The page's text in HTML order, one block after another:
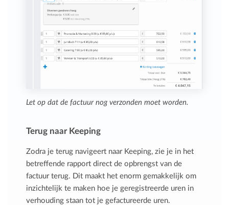
Let op dat de factuur nog verzonden moet worden.
Terug naar Keeping
Zodra je terug navigeert naar Keeping, zie je in het
betreffende rapport direct de opbrengst van de
factuur terug. Dit maakt het enorm gemakkelijk om
inzichtelijk te maken hoe je geregistreerde uren in
verhouding staan tot je gefactureerde uren.